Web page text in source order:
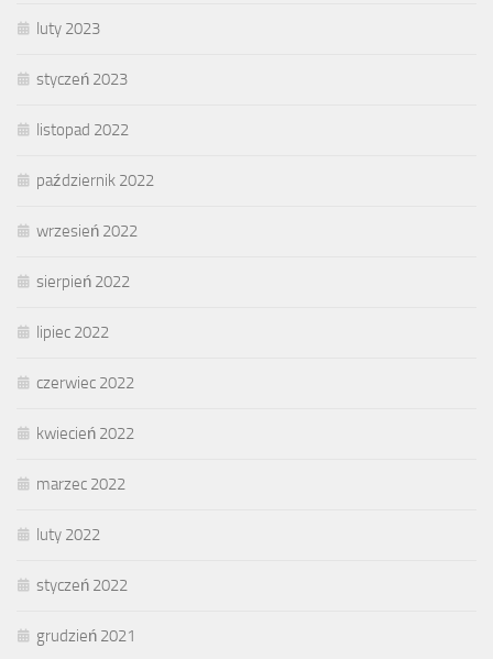
luty 2023
styczeń 2023
listopad 2022
październik 2022
wrzesień 2022
sierpień 2022
lipiec 2022
czerwiec 2022
kwiecień 2022
marzec 2022
luty 2022
styczeń 2022
grudzień 2021